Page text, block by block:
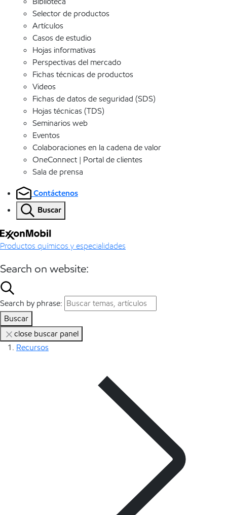
Selector de productos
Artículos
Casos de estudio
Hojas informativas
Perspectivas del mercado
Fichas técnicas de productos
Videos
Fichas de datos de seguridad (SDS)
Hojas técnicas (TDS)
Seminarios web
Eventos
Colaboraciones en la cadena de valor
OneConnect | Portal de clientes
Sala de prensa
Contáctenos
Buscar
Productos químicos y especialidades
Search on website:
Search by phrase:
Buscar
close buscar panel
Recursos